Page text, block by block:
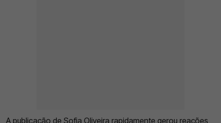
A publicação de Sofia Oliveira rapidamente gerou reações,